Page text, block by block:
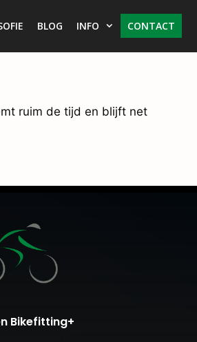
BLOG INFO CONTACT
ruim de tijd en blijft net
Bikefitting+